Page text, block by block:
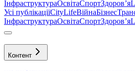
ІнфраструктураОсвітаСпортЗдоровʼя
Усі публікаціїCityLifeВійнаБізнес
ІнфраструктураОсвітаСпортЗдоровʼя
Контент